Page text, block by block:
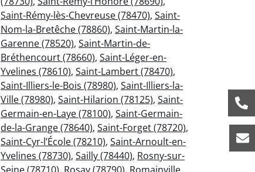
Saint-Rémy-lès-Chevreuse (78470), Saint-
Nom-la-Bretêche (78860), Saint-Martin-la-
Garenne (78520), Saint-Martin-de-
Bréthencourt (78660), Saint-Léger-en-
Yvelines (78610), Saint-Lambert (78470),
Saint-Illiers-le-Bois (78980), Saint-Illiers-la-
Ville (78980), Saint-Hilarion (78125), Saint-
Germain-en-Laye (78100), Saint-Germain-
de-la-Grange (78640), Saint-Forget (78720),
Saint-Cyr-l’École (78210), Saint-Arnoult-en-
Yvelines (78730), Sailly (78440), Rosny-sur-
Seine (78710), Rosay (78790), Romainville